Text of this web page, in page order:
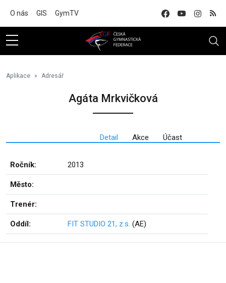
O nás GIS GymTV
Aplikace Adresář
Agáta Mrkvičková
Detail Akce Účast
Ročník: 2013
Město:
Trenér:
Oddíl: FIT STUDIO 21, z.s. (AE)